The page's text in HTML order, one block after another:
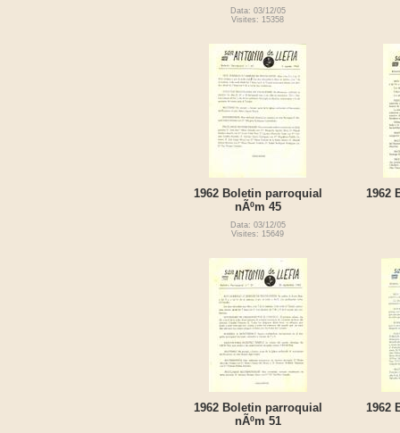
Data: 03/12/05
Visites: 15358
1962 Boletin parroquial
nÃºm 45
Data: 03/12/05
Visites: 15649
1962
1962 Boletin parroquial
nÃºm 51
1962